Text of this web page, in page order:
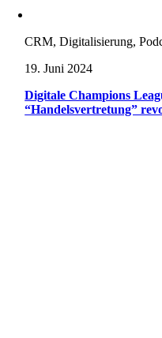
CRM, Digitalisierung,
19. Juni 2024
Digitale Champions
“Handelsvertretung”